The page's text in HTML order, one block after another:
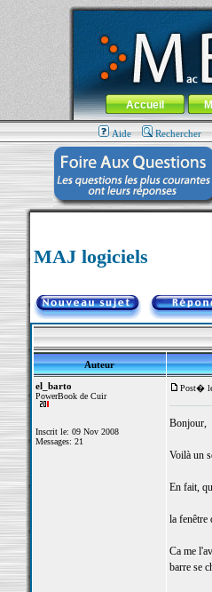
MacBook-fr.com : 100% Apple...
Aller au contenu-Aller au
Menu général
Accueil
Aide Rechercher
MAJ logiciels
Auteur
el_barto
PowerBook de Cuir
Inscrit le: 09 Nov 2008
Messages: 21
Post�
Bonjour,
Voilà un
En fait,
la fenêtre
Ca me
barre se